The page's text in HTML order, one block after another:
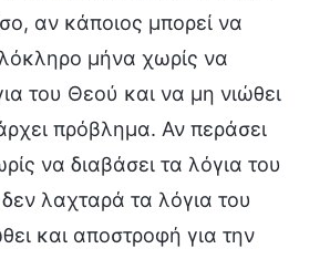
αν κάποιος μπορεί να
μήνα χωρίς να
του Θεού και να μη νιώθει
πρόβλημα. Αν περάσει
να διαβάσει τα λόγια του
λαχταρά τα λόγια του
και αποστροφή για την